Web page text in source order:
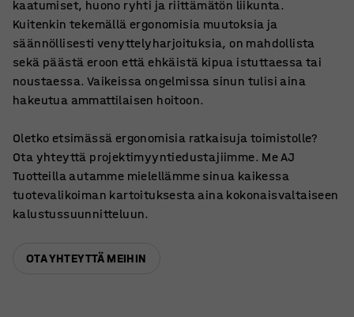
kaatumiset, huono ryhti ja riittämätön liikunta.
Kuitenkin tekemällä ergonomisia muutoksia ja
säännöllisesti venyttelyharjoituksia, on mahdollista
sekä päästä eroon että ehkäistä kipua istuttaessa tai
noustaessa. Vaikeissa ongelmissa sinun tulisi aina
hakeutua ammattilaisen hoitoon.
Oletko etsimässä ergonomisia ratkaisuja toimistolle?
Ota yhteyttä projektimyyntiedustajiimme. Me AJ
Tuotteilla autamme mielellämme sinua kaikessa
tuotevalikoiman kartoituksesta aina kokonaisvaltaiseen
kalustussuunnitteluun.
OTA YHTEYTTÄ MEIHIN